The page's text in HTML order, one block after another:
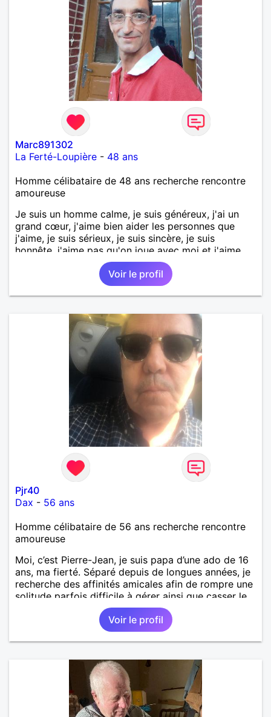
Marc891302
La Ferté-Loupière - 48 ans
Homme célibataire de 48 ans recherche rencontre
amoureuse
Je suis un homme calme, je suis généreux, j'ai un
grand cœur, j'aime bien aider les personnes que
j'aime, je suis sérieux, je suis sincère, je suis
honnête, j'aime pas qu'on joue avec moi et j'aime
pas les mensonges. Je cherche une relation
amoureuse et sérieuse.Voir le profil
Pjr40
Dax - 56 ans
Homme célibataire de 56 ans recherche rencontre
amoureuse
Moi, c’est Pierre-Jean, je suis papa d’une ado de 16
ans, ma fierté. Séparé depuis de longues années, je
recherche des affinités amicales afin de rompre une
solitude parfois difficile à gérer ainsi que casser le
vague à l’âme. L’amitié reste extrêmement
importante à mes yeux mais peut se décliner en des
sentiments plus puissants. « Le temps fera son
œuvre » disait Arthur Schopenhauer, philosophe
autant être trop locace. Je suis bourré de qualités
avec très peu de défauts. Je suis altruiste,
bienveillant, empathique, attentionné, honnête,
respectueux, doux de caractère et compréhensif : je
Voir le profil